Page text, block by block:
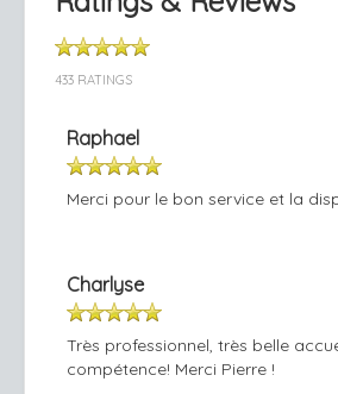
433 RATINGS
Raphael
Merci pour le bon service et la
Charlyse
Très professionnel, très belle
compétence! Merci Pierre !